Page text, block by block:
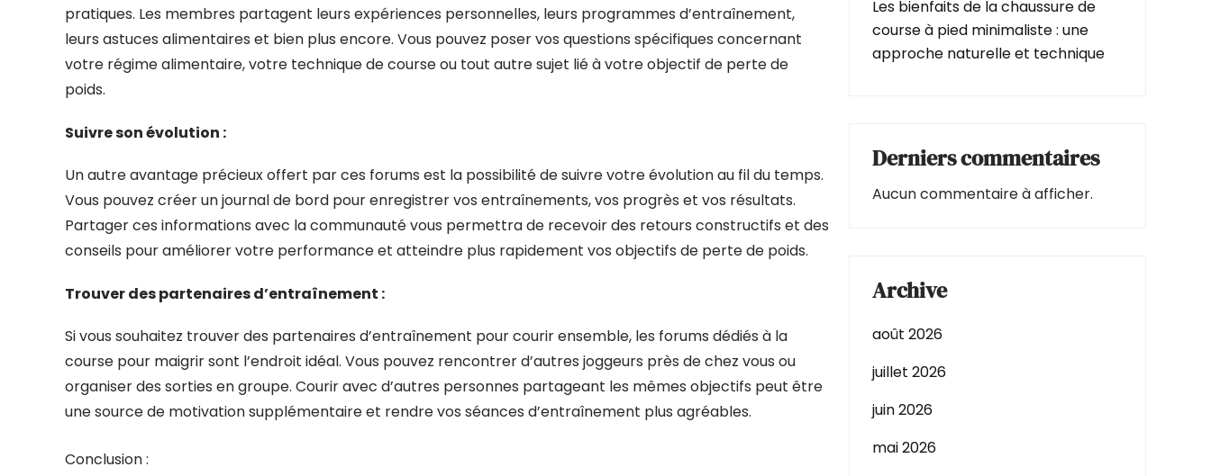
pratiques. Les membres partagent leurs expériences personnelles, leurs programmes d’entraînement,
leurs astuces alimentaires et bien plus encore. Vous pouvez poser vos questions spécifiques concernant
votre régime alimentaire, votre technique de course ou tout autre sujet lié à votre objectif de perte de
poids.
Suivre son évolution :
Un autre avantage précieux offert par ces forums est la possibilité de suivre votre évolution au fil du temps.
Vous pouvez créer un journal de bord pour enregistrer vos entraînements, vos progrès et vos résultats.
Partager ces informations avec la communauté vous permettra de recevoir des retours constructifs et des
conseils pour améliorer votre performance et atteindre plus rapidement vos objectifs de perte de poids.
Trouver des partenaires d’entraînement :
Si vous souhaitez trouver des partenaires d’entraînement pour courir ensemble, les forums dédiés à la
course pour maigrir sont l’endroit idéal. Vous pouvez rencontrer d’autres joggeurs près de chez vous ou
organiser des sorties en groupe. Courir avec d’autres personnes partageant les mêmes objectifs peut être
une source de motivation supplémentaire et rendre vos séances d’entraînement plus agréables.
Conclusion :
Les bienfaits de la chaussure de
course à pied minimaliste : une
approche naturelle et technique
Derniers commentaires
Aucun commentaire à afficher.
Archive
août 2026
juillet 2026
juin 2026
mai 2026